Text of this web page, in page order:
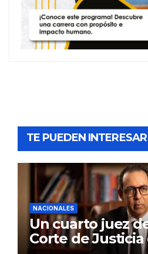
TE PUEDEN INTERESAR
NACIONALES
Un cuarto juez
Corte de Justicia